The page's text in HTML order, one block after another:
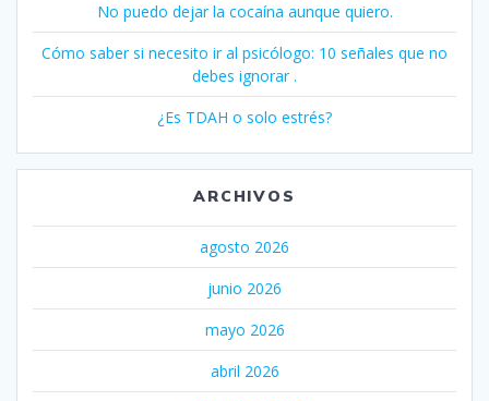
No puedo dejar la cocaína aunque quiero.
Cómo saber si necesito ir al psicólogo: 10 señales que no
debes ignorar .
¿Es TDAH o solo estrés?
ARCHIVOS
agosto 2026
junio 2026
mayo 2026
abril 2026